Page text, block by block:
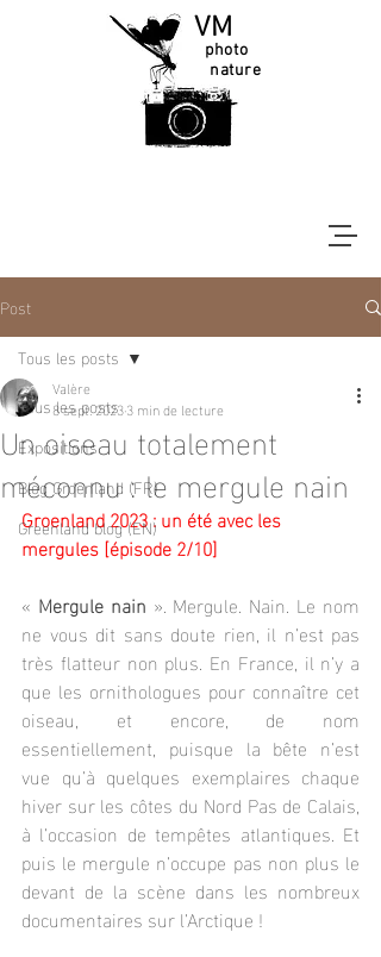
VM
photo
nature
Post
Tous les posts
Expositions
Blog Groenland (FR)
Greenland blog (EN)
Tous les posts
Un oiseau totalement
méconnu : le mergule nain
Valère
8 sept. 20233 min de lecture
Groenland 2023 : un été avec les
mergules [épisode 2/10]
« Mergule nain ». Mergule. Nain. Le nom
ne vous dit sans doute rien, il n’est pas
très flatteur non plus. En France, il n’y a
que les ornithologues pour connaître cet
oiseau, et encore, de nom
essentiellement, puisque la bête n’est
vue qu’à quelques exemplaires chaque
hiver sur les côtes du Nord Pas de Calais,
à l’occasion de tempêtes atlantiques. Et
puis le mergule n’occupe pas non plus le
devant de la scène dans les nombreux
documentaires sur l’Arctique !